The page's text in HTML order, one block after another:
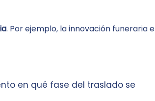
. Por ejemplo, la innovación funeraria
en qué fase del traslado se